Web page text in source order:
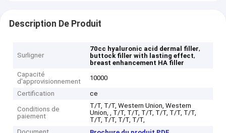
Description De Produit
Surligner
70cc hyaluronic acid dermal filler,
buttock filler with lasting effect,
breast enhancement HA filler
Capacité
d'approvisionnement
10000
Certification ce
Conditions de
paiement
T/T, T/T, Western Union, Western
Union, , T/T, T/T, T/T, T/T, T/T, T/T,
T/T, T/T, T/T, T/T,